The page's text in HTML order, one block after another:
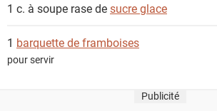
1 c. à soupe rase desucre glace
1 barquette de framboises
pour servir
Publicité